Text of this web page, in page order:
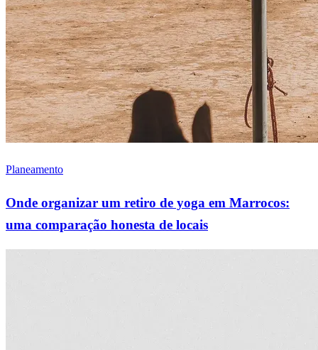
Planeamento
Onde organizar um retiro de yoga em Marrocos:
uma comparação honesta de locais